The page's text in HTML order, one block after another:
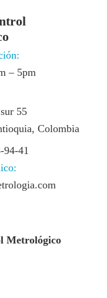
– 5pm
55
Colombia
94-41
Metrológico